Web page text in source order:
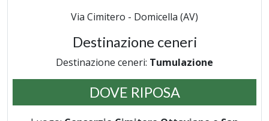
Via Cimitero - Domicella (AV)
Destinazione ceneri
Destinazione ceneri: Tumulazione
DOVE RIPOSA